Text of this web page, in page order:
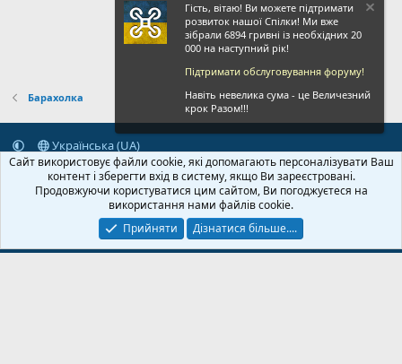
Барахолка
Українська (UA)
Зворотній зв'язок
Умови і правила
Політика конфіденційності
Дoпoмoга
Головна
R
S
S
© 2020-2026 FPVUA.ORG Розроблено:Magshifter
Гість, вітаю! Ви можете підтримати
розвиток нашої Спілки! Ми вже
зібрали 6894 гривні із необхідних 20
000 на наступний рік!
Підтримати обслуговування форуму!
Навіть невелика сума - це Величезний
крок Разом!!!
Сайт використовує файли cookie, які допомагають персоналізувати Ваш
контент і зберегти вхід в систему, якщо Ви зареєстровані.
Продовжуючи користуватися цим сайтом, Ви погоджуєтеся на
використання нами файлів cookie.
Прийняти
Дізнатися більше....